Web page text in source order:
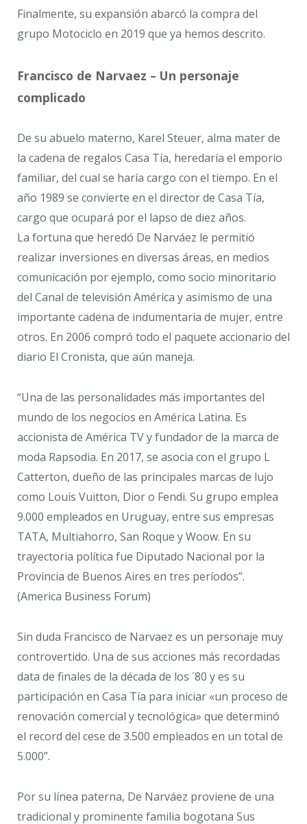
Finalmente, su expansión abarcó la compra del
grupo Motociclo en 2019 que ya hemos descrito.
Francisco de Narvaez – Un personaje
complicado
De su abuelo materno, Karel Steuer, alma mater de
la cadena de regalos Casa Tía, heredaría el emporio
familiar, del cual se haría cargo con el tiempo. En el
año 1989 se convierte en el director de Casa Tía,
cargo que ocupará por el lapso de diez años.
La fortuna que heredó De Narváez le permitió
realizar inversiones en diversas áreas, en medios
comunicación por ejemplo, como socio minoritario
del Canal de televisión América y asimismo de una
importante cadena de indumentaria de mujer, entre
otros. En 2006 compró todo el paquete accionario del
diario El Cronista, que aún maneja.
“Una de las personalidades más importantes del
mundo de los negocios en América Latina. Es
accionista de América TV y fundador de la marca de
moda Rapsodia. En 2017, se asocia con el grupo L
Catterton, dueño de las principales marcas de lujo
como Louis Vuitton, Dior o Fendi. Su grupo emplea
9.000 empleados en Uruguay, entre sus empresas
TATA, Multiahorro, San Roque y Woow. En su
trayectoria política fue Diputado Nacional por la
Provincia de Buenos Aires en tres períodos”.
(America Business Forum)
Sin duda Francisco de Narvaez es un personaje muy
controvertido. Una de sus acciones más recordadas
data de finales de la década de los ´80 y es su
participación en Casa Tía para iniciar «un proceso de
renovación comercial y tecnológica» que determinó
el record del cese de 3.500 empleados en un total de
5.000”.
Por su línea paterna, De Narváez proviene de una
tradicional y prominente familia bogotana Sus